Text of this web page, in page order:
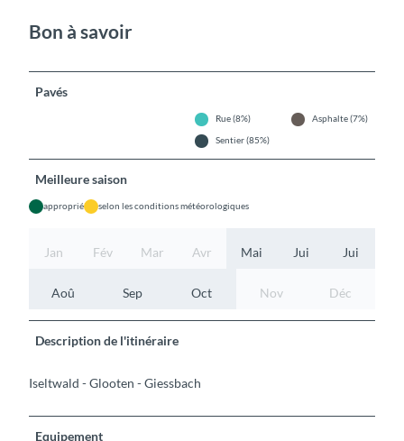
Bon à savoir
Pavés
Rue (8%)
Asphalte (7%)
Sentier (85%)
Meilleure saison
approprié selon les conditions météorologiques
Jan Fév Mar Avr Mai Jui Jui
Aoû Sep Oct Nov Déc
Description de l'itinéraire
Iseltwald - Glooten - Giessbach
Equipement